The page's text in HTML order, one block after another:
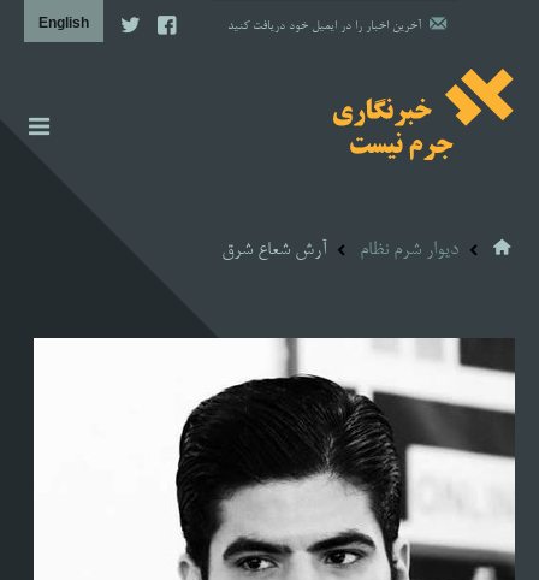
مشاوره حقوقی
مشاوره روانشناسی
دیوار شرم نظام آرش شعاع شرق